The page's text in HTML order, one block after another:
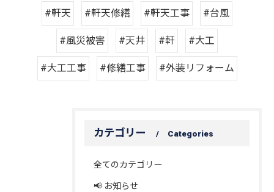
#軒天 #軒天修繕 #軒天工事 #台風
#風災被害 #天井 #軒 #大工
#大工工事 #修繕工事 #外装リフォーム
カテゴリー Categories
全てのカテゴリー
📢 お知らせ